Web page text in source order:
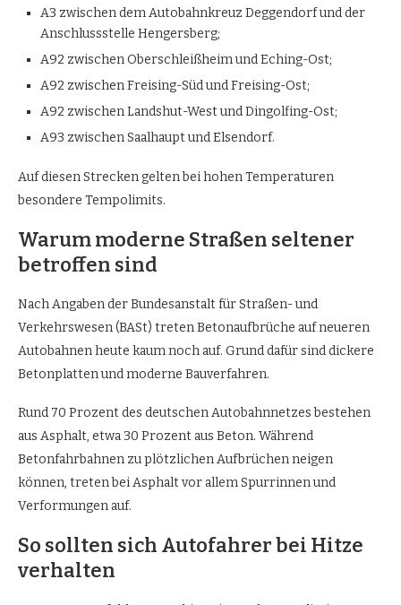
A3 zwischen dem Autobahnkreuz Deggendorf und der
Anschlussstelle Hengersberg;
A92 zwischen Oberschleißheim und Eching-Ost;
A92 zwischen Freising-Süd und Freising-Ost;
A92 zwischen Landshut-West und Dingolfing-Ost;
A93 zwischen Saalhaupt und Elsendorf.
Auf diesen Strecken gelten bei hohen Temperaturen
besondere Tempolimits.
Warum moderne Straßen seltener
betroffen sind
Nach Angaben der Bundesanstalt für Straßen- und
Verkehrswesen (BASt) treten Betonaufbrüche auf neueren
Autobahnen heute kaum noch auf. Grund dafür sind dickere
Betonplatten und moderne Bauverfahren.
Rund 70 Prozent des deutschen Autobahnnetzes bestehen
aus Asphalt, etwa 30 Prozent aus Beton. Während
Betonfahrbahnen zu plötzlichen Aufbrüchen neigen
können, treten bei Asphalt vor allem Spurrinnen und
Verformungen auf.
So sollten sich Autofahrer bei Hitze
verhalten